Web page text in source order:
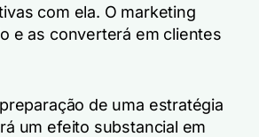
com ela. O marketing
e as converterá em clientes
de uma estratégia
um efeito substancial em